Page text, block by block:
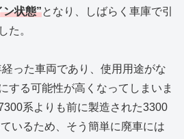
ン状態”となり、しばらく車庫で引
た。
った車両であり、使用用途がな
する可能性が高くなってしまいま
系よりも前に製造された3300
いるため、そう簡単に廃車には